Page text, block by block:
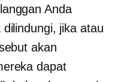
Anda
jika atau
akan
dapat